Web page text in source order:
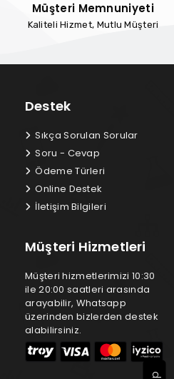
Müşteri Memnuniyeti
Kaliteli Hizmet, Mutlu Müşteri
Destek
Sıkça Sorulan Sorular
Soru - Cevap
Ödeme Türleri
Online Destek
İletişim Bilgileri
Müşteri Hizmetleri
Müşteri hizmetlerimizi 10:30
ile 20:00 saatleri arasında
arayabilir, Whatsapp
üzerinden bizlerden destek
alabilirsiniz.